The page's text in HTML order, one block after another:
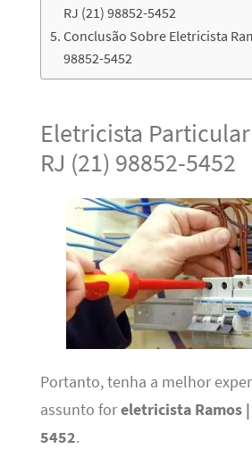
RJ (21) 98852-5452
Conclusão Sobre Eletricista
98852-5452
Eletricista
RJ (21) 98852-5452
Portanto, tenha a melhor
assunto foreletricista Ramos
5452.